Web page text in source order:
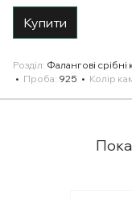
Купити
Розділ Фалангові срібні
Проба 925 Колір